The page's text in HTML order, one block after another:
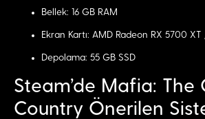
Bellek: 16 GB RAM
Ekran Kartı: AMD Radeon RX 5700
Depolama: 55 GB SSD
Steam’de Mafia: The
Country Önerilen